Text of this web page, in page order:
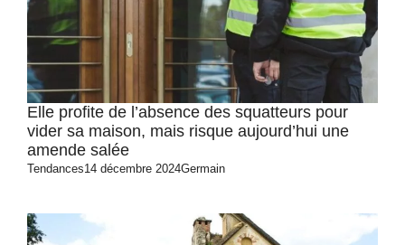
Elle profite de l’absence des squatteurs pour
vider sa maison, mais risque aujourd’hui une
amende salée
Tendances14 décembre 2024Germain